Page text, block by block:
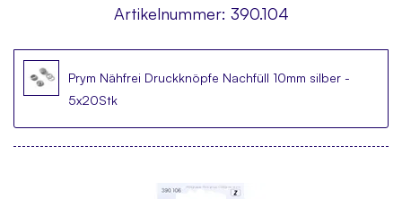
Artikelnummer: 390.104
Prym Nähfrei Druckknöpfe Nachfüll 10mm silber -
5x20Stk